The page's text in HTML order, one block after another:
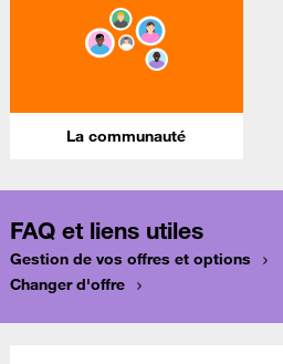
La communauté
FAQ et liens utiles
Gestion de vos offres et options
Changer d'offre